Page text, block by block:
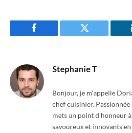
Facebook Twitter
Stephanie T
Bonjour, je m'appelle
chef cuisinier.
mets un point d'honneur
savoureux et innovants